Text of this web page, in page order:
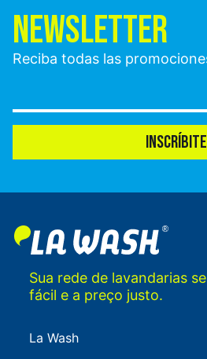
NEWSLETTER
Reciba todas las
INSCRÍBITE
Sua rede de lavandarias
fácil e a preço justo.
La Wash